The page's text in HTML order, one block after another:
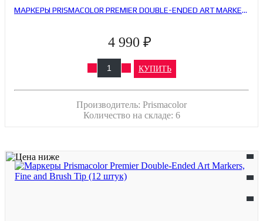
МАРКЕРЫ PRISMACOLOR PREMIER DOUBLE-ENDED ART MARKERS, FINE AND CHISEL TIP (12 ШТУК)
4 990 ₽
КУПИТЬ
Производитель: Prismacolor
Количество на складе: 6